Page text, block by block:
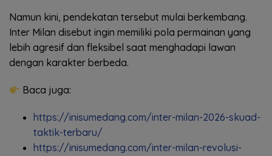
Namun kini, pendekatan tersebut mulai berkembang.
Inter Milan disebut ingin memiliki pola permainan yang
lebih agresif dan fleksibel saat menghadapi lawan
dengan karakter berbeda.
Baca juga:
https://inisumedang.com/inter-milan-2026-skuad-
taktik-terbaru/
https://inisumedang.com/inter-milan-revolusi-